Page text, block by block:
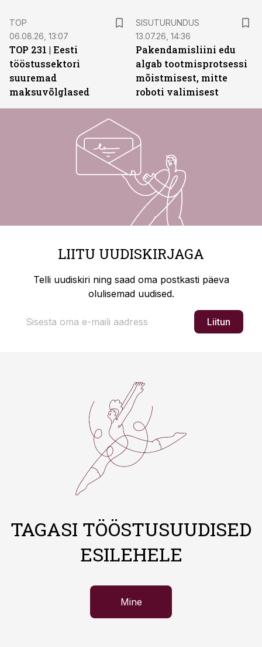
TOP
06.08.26, 13:07
TOP 231 | Eesti
tööstussektori
suuremad
maksuvõlglased
SISUTURUNDUS
13.07.26, 14:36
Pakendamisliini edu
algab tootmisprotsessi
mõistmisest, mitte
roboti valimisest
LIITU UUDISKIRJAGA
Telli uudiskiri ning saad oma postkasti päeva
olulisemad uudised.
Liitun
TAGASI TÖÖSTUSUUDISED
ESILEHELE
Mine